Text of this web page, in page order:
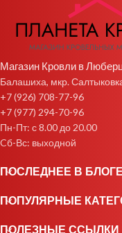
Магазин Кровли в
Балашиха, мкр.
+7 (926) 708-77-96
+7 (977) 294-70-96
Пн-Пт: с 8.00 до 20.00
Cб-Вс: выходной
ПОСЛЕДНЕЕ В БЛОГЕ
ПОПУЛЯРНЫЕ